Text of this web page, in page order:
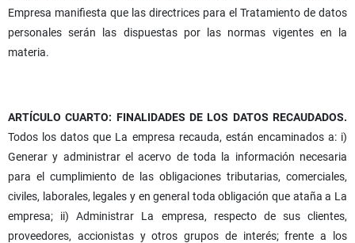
Empresa manifiesta que las directrices para el Tratamiento de datos
personales serán las dispuestas por las normas vigentes en la
materia.
ARTÍCULO CUARTO: FINALIDADES DE LOS DATOS RECAUDADOS.
Todos los datos que La empresa recauda, están encaminados a: i)
Generar y administrar el acervo de toda la información necesaria
para el cumplimiento de las obligaciones tributarias, comerciales,
civiles, laborales, legales y en general toda obligación que ataña a La
empresa; ii) Administrar La empresa, respecto de sus clientes,
proveedores, accionistas y otros grupos de interés; frente a los